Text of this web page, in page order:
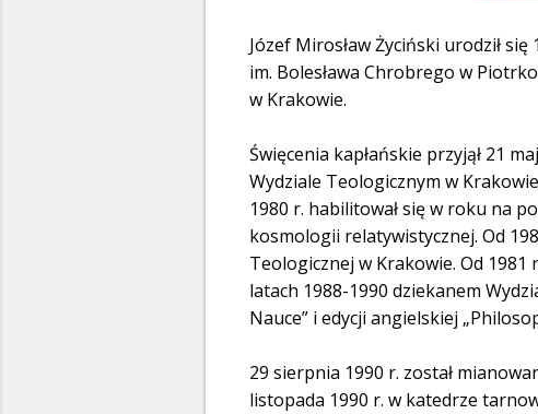
Józef Mirosław Życiński urodził
im. Bolesława Chrobrego w
w Krakowie.
Święcenia kapłańskie przyjął 21
Wydziale Teologicznym w
1980 r. habilitował się w roku na
kosmologii relatywistycznej. Od
Teologicznej w Krakowie. Od 1981
latach 1988-1990 dziekanem
Nauce” i edycji angielskiej
29 sierpnia 1990 r. został
listopada 1990 r. w katedrze